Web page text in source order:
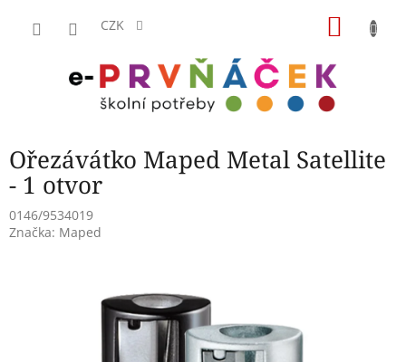
CZK
Ořezávátko Maped Metal Satellite
- 1 otvor
0146/9534019
Značka: Maped